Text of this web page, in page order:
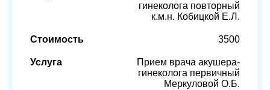
гинеколога повторный
к.м.н. Кобицкой Е.Л.
3500
Прием врача акушера-
гинеколога первичный
Меркуловой О.Б.